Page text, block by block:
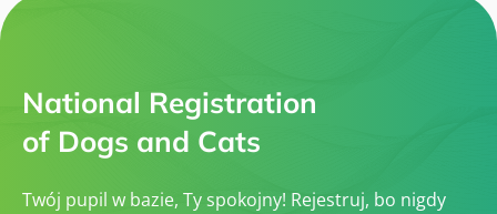
National Registration
of Dogs and Cats
Twój pupil w bazie, Ty spokojny! Rejestruj, bo nigdy